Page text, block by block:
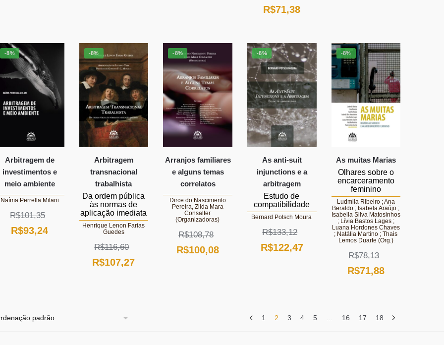
R$68,16.
R$62,71.
O
original
era:
R$77,59.
R$71,38O
atual
é:
R$71,38.
-8%
Arbitragem de
investimentos e
meio ambiente
Naíma Perrella Milani
R$101,35
O
R$93,24O
-8%
Arbitragem
transnacional
trabalhista
Da ordem pública
às normas de
aplicação imediata
Henrique Lenon Farias
Guedes
R$116,60
O
R$107,27O
-8%
Arranjos familiares
e alguns temas
correlatos
Dirce do Nascimento
Pereira, Zilda Mara
Consalter
(Organizadoras)
R$108,78
O
R$100,08O
R$100,08.
-8%
As anti-suit
injunctions e a
arbitragem
Estudo de
compatibilidade
Bernard Potsch Moura
R$133,12
O
R$122,47O
-8%
As muitas Marias
Olhares sobre o
encarceramento
feminino
Ludmila Ribeiro ; Ana
Beraldo ; Isabela Araújo ;
Isabella Silva Matosinhos
; Lívia Bastos Lages ;
Luana Hordones Chaves
; Natália Martino ; Thais
Lemos Duarte (Org.)
R$78,13
O
era:
R$71,88O
é:
1 2 3 4 5 16 17 18